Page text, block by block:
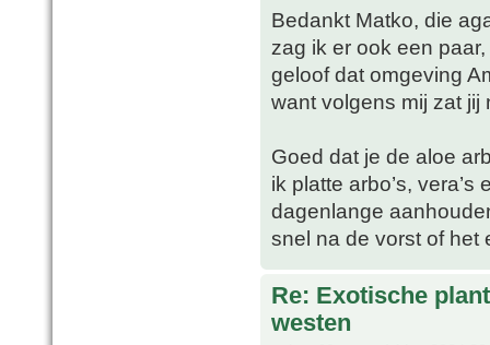
Bedankt Matko, die
zag ik er ook een
geloof dat omgeving
want volgens mij zat jij
Goed dat je de aloe
ik platte arbo’s,
dagenlange
snel na de vorst of het
Re: Exotische
westen